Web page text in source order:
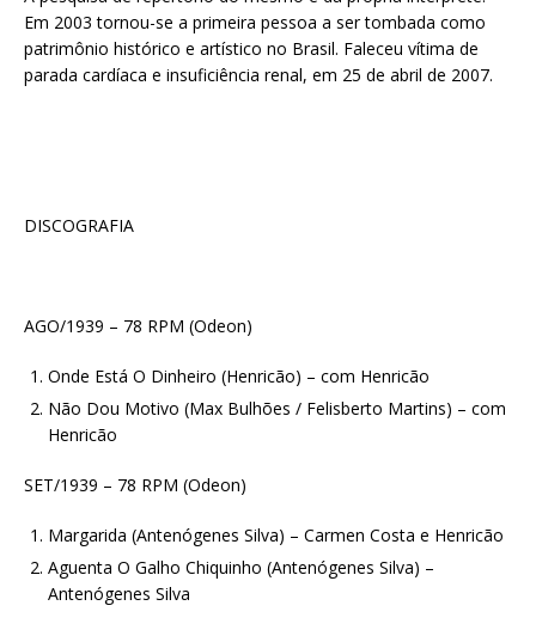
Em 2003 tornou-se a primeira pessoa a ser tombada como
patrimônio histórico e artístico no Brasil. Faleceu vítima de
parada cardíaca e insuficiência renal, em 25 de abril de 2007.
DISCOGRAFIA
AGO/1939 – 78 RPM (Odeon)
Onde Está O Dinheiro (Henricão) – com Henricão
Não Dou Motivo (Max Bulhões / Felisberto Martins) – com
Henricão
SET/1939 – 78 RPM (Odeon)
Margarida (Antenógenes Silva) – Carmen Costa e Henricão
Aguenta O Galho Chiquinho (Antenógenes Silva) –
Antenógenes Silva